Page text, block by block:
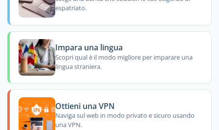
espatriato.
Impara una lingua
Scopri qual è il modo migliore per imparare una
lingua straniera.
Ottieni una VPN
Naviga sul web in modo privato e sicuro usando
una VPN.